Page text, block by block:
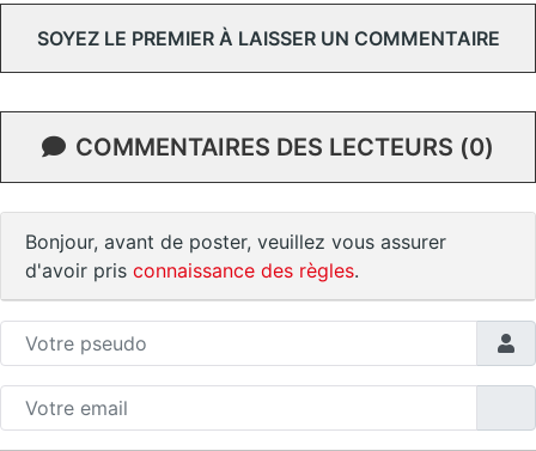
SOYEZ LE PREMIER À LAISSER UN COMMENTAIRE
COMMENTAIRES DES LECTEURS (0)
Bonjour, avant de poster, veuillez vous assurer
d'avoir pris connaissance des règles.